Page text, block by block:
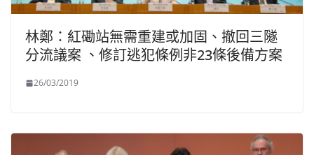
林鄭：紅磡站無需重建或加固、撤回三隧
分流議案 、修訂逃犯條例非23條後備方案
26/03/2019